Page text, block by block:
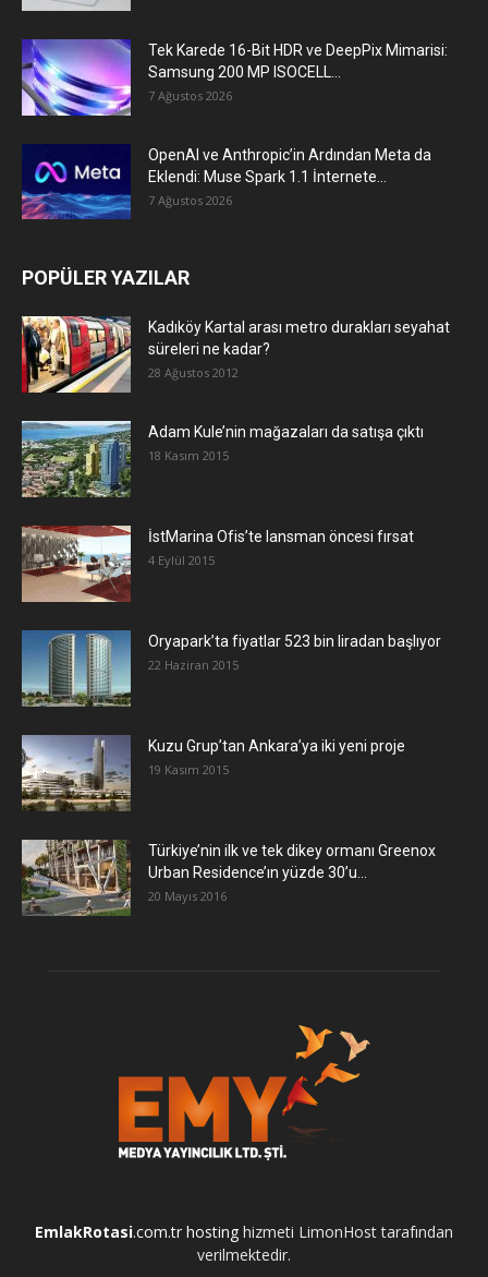
Tek Karede 16-Bit HDR ve DeepPix Mimarisi:
Samsung 200 MP ISOCELL...
7 Ağustos 2026
OpenAI ve Anthropic’in Ardından Meta da
Eklendi: Muse Spark 1.1 İnternete...
7 Ağustos 2026
POPÜLER YAZILAR
Kadıköy Kartal arası metro durakları seyahat
süreleri ne kadar?
28 Ağustos 2012
Adam Kule’nin mağazaları da satışa çıktı
18 Kasım 2015
İstMarina Ofis’te lansman öncesi fırsat
4 Eylül 2015
Oryapark’ta fiyatlar 523 bin liradan başlıyor
22 Haziran 2015
​Kuzu Grup’tan Ankara’ya iki yeni proje
19 Kasım 2015
Türkiye’nin ilk ve tek dikey ormanı Greenox
Urban Residence’ın yüzde 30’u...
20 Mayıs 2016
EmlakRotasi.com.tr hosting hizmeti LimonHost tarafından
verilmektedir.